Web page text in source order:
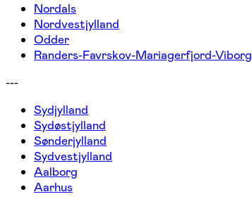
Nordals
Nordvestjylland
Odder
Randers-Favrskov-Mariagerfjord-Viborg
---
Sydjylland
Sydøstjylland
Sønderjylland
Sydvestjylland
Aalborg
Aarhus